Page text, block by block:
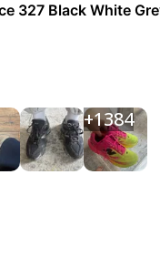
327 Black White
+1384